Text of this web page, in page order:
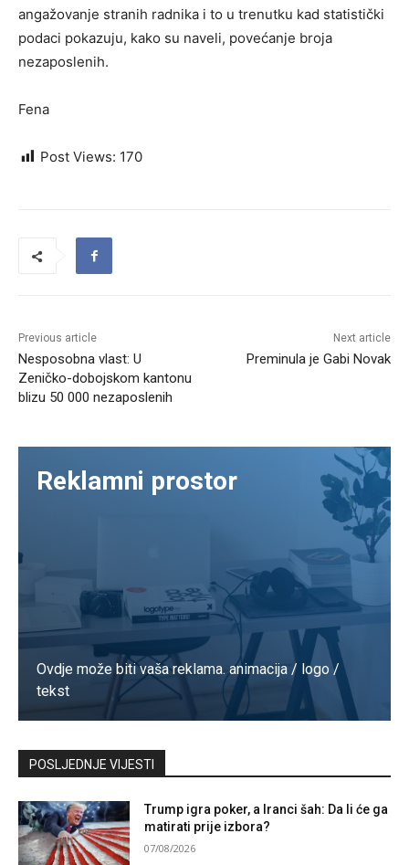
angažovanje stranih radnika i to u trenutku kad statistički
podaci pokazuju, kako su naveli, povećanje broja
nezaposlenih.
Fena
Post Views: 170
Previous article
Nesposobna vlast: U
Zeničko-dobojskom kantonu
blizu 50 000 nezaposlenih
Next article
Preminula je Gabi Novak
Reklamni prostor
Ovdje može biti vaša reklama. animacija / logo /
tekst
Kontaktirajte nas
POSLJEDNJE VIJESTI
Trump igra poker, a Iranci šah: Da li će ga
matirati prije izbora?
07/08/2026